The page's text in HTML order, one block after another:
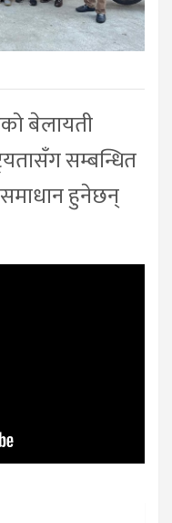
बेलायती
सम्बन्धित
हुनेछन्